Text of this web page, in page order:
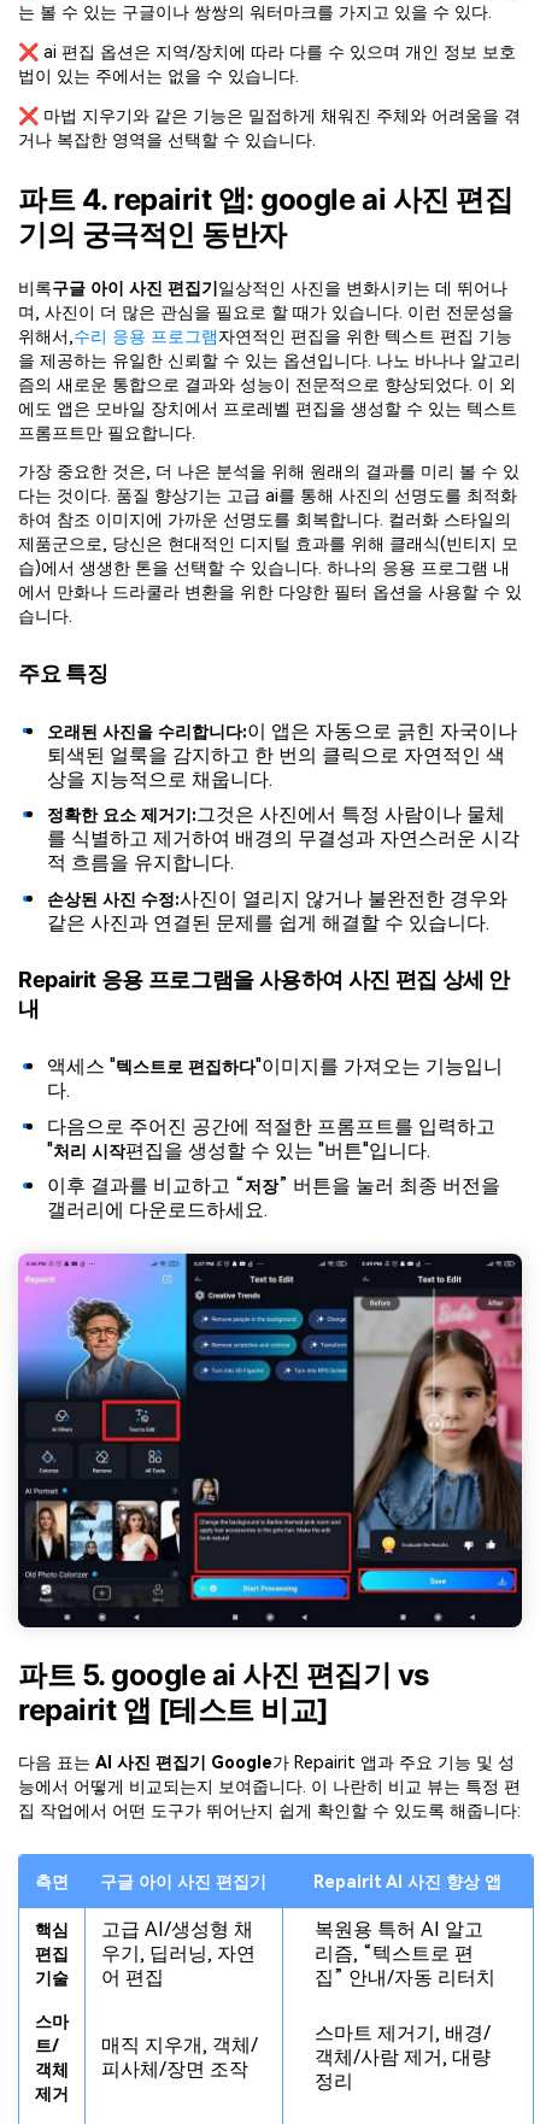
는 볼 수 있는 구글이나 쌍쌍의 워터마크를 가지고 있을 수 있다.
❌ ai 편집 옵션은 지역/장치에 따라 다를 수 있으며 개인 정보 보호
법이 있는 주에서는 없을 수 있습니다.
❌ 마법 지우기와 같은 기능은 밀접하게 채워진 주체와 어려움을 겪
거나 복잡한 영역을 선택할 수 있습니다.
파트 4. repairit 앱: google ai 사진 편집
기의 궁극적인 동반자
비록구글 아이 사진 편집기 일상적인 사진을 변화시키는 데 뛰어나
며, 사진이 더 많은 관심을 필요로 할 때가 있습니다. 이런 전문성을
위해서,수리 응용 프로그램자연적인 편집을 위한 텍스트 편집 기능
을 제공하는 유일한 신뢰할 수 있는 옵션입니다. 나노 바나나 알고리
즘의 새로운 통합으로 결과와 성능이 전문적으로 향상되었다. 이 외
에도 앱은 모바일 장치에서 프로레벨 편집을 생성할 수 있는 텍스트
프롬프트만 필요합니다.
가장 중요한 것은, 더 나은 분석을 위해 원래의 결과를 미리 볼 수 있
다는 것이다. 품질 향상기는 고급 ai를 통해 사진의 선명도를 최적화
하여 참조 이미지에 가까운 선명도를 회복합니다. 컬러화 스타일의
제품군으로, 당신은 현대적인 디지털 효과를 위해 클래식(빈티지 모
습)에서 생생한 톤을 선택할 수 있습니다. 하나의 응용 프로그램 내
에서 만화나 드라쿨라 변환을 위한 다양한 필터 옵션을 사용할 수 있
습니다.
주요 특징
오래된 사진을 수리합니다:이 앱은 자동으로 긁힌 자국이나
퇴색된 얼룩을 감지하고 한 번의 클릭으로 자연적인 색
상을 지능적으로 채웁니다.
정확한 요소 제거기:그것은 사진에서 특정 사람이나 물체
를 식별하고 제거하여 배경의 무결성과 자연스러운 시각
적 흐름을 유지합니다.
손상된 사진 수정:사진이 열리지 않거나 불완전한 경우와
같은 사진과 연결된 문제를 쉽게 해결할 수 있습니다.
Repairit 응용 프로그램을 사용하여 사진 편집 상세 안
내
액세스 "텍스트로 편집하다"이미지를 가져오는 기능입니
다.
다음으로 주어진 공간에 적절한 프롬프트를 입력하고
"처리 시작편집을 생성할 수 있는 "버튼"입니다.
이후 결과를 비교하고 “저장” 버튼을 눌러 최종 버전을
갤러리에 다운로드하세요.
파트 5. google ai 사진 편집기 vs
repairit 앱 [테스트 비교]
다음 표는 AI 사진 편집기 Google가 Repairit 앱과 주요 기능 및 성
능에서 어떻게 비교되는지 보여줍니다. 이 나란히 비교 뷰는 특정 편
집 작업에서 어떤 도구가 뛰어난지 쉽게 확인할 수 있도록 해줍니다:
측면 구글 아이 사진 편집기 Repairit AI 사진 향상 앱
핵심
편집
기술
고급 AI/생성형 채
우기, 딥러닝, 자연
어 편집
복원용 특허 AI 알고
리즘, “텍스트로 편
집” 안내/자동 리터치
스마
트/
객체
제거
매직 지우개, 객체/
피사체/장면 조작
스마트 제거기, 배경/
객체/사람 제거, 대량
정리